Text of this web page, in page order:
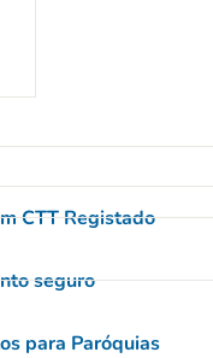
CTT Registado
seguro
para Paróquias